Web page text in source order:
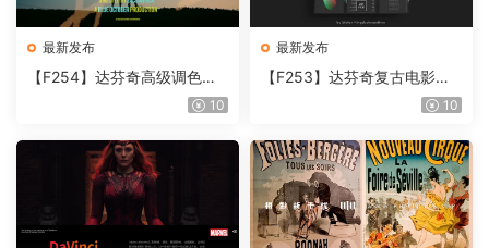
最新发布
【F254】达芬奇高级调色插
件 Contour V2.2.2 WinMac10
最新发布
【F253】达芬奇复古电影胶
片质感DCTL节点调色预设 M
T V4.0
10